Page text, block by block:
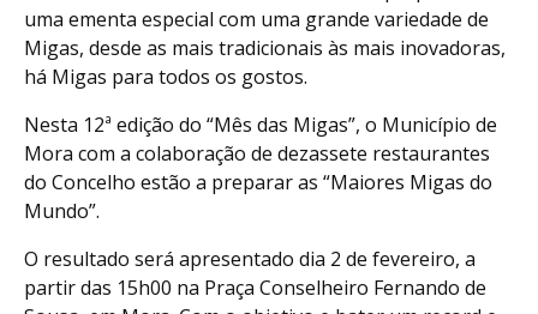
uma ementa especial com uma grande variedade de
Migas, desde as mais tradicionais às mais inovadoras,
há Migas para todos os gostos.
Nesta 12ª edição do “Mês das Migas”, o Município de
Mora com a colaboração de dezassete restaurantes
do Concelho estão a preparar as “Maiores Migas do
Mundo”.
O resultado será apresentado dia 2 de fevereiro, a
partir das 15h00 na Praça Conselheiro Fernando de